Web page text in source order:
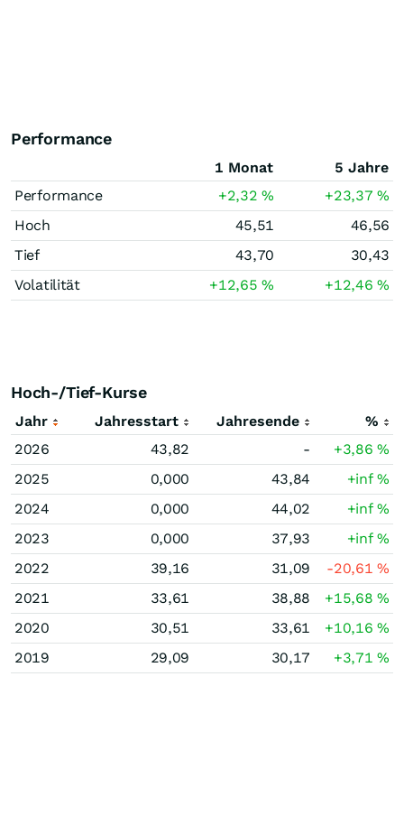
Performance
1 Monat
5 Jahre
Performance
+2,32% +23,37%
Hoch
45,51
46,56
Tief
43,70
30,43
Volatilität
+12,65% +12,46%
Hoch-/Tief-Kurse
Jahr Jahresstart Jahresende
%
2026
43,82 - +3,86%
2025
0,000 43,84 +inf%
2024
0,000 44,02 +inf%
2023
0,000 37,93 +inf%
2022
39,16 31,09 -20,61%
2021
33,61 38,88 +15,68%
2020
30,51 33,61 +10,16%
2019
29,09 30,17 +3,71%